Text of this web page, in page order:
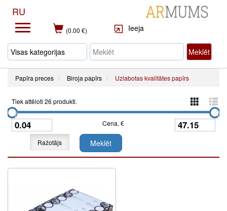
RU
(0.00 €) Ieeja
Meklēt
Papīra preces Biroja papīrs Uzlabotas kvalitātes papīrs
Tiek attēloti 26 produkti.
Cena, €
Ražotājs Meklēt